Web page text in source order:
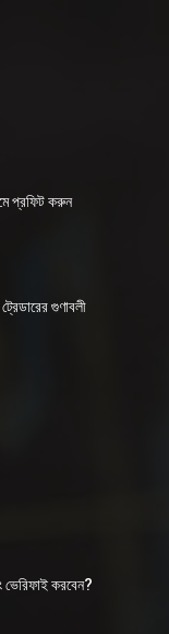
প্রফিট করুন
গুণাবলী
করবেন?